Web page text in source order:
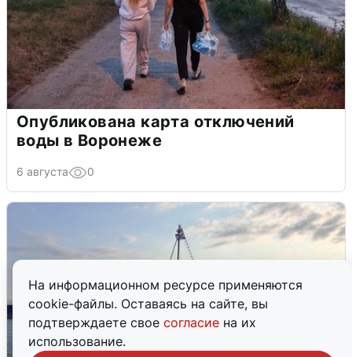
На информационном ресурсе применяются
cookie-файлы. Оставаясь на сайте, вы
подтверждаете свое согласие на их
использование.
Опубликована карта отключений
воды в Воронеже
6 августа 0